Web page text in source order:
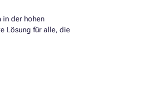
in der hohen
Lösung für alle, die